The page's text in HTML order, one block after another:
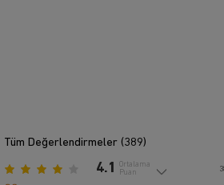
Tüm Değerlendirmeler (389)
4.1
Ortalama
Puan